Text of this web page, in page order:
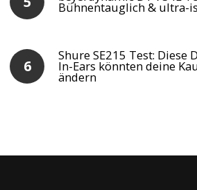
Bühnentauglich & ultra-
Shure SE215 Test: Diese
In-Ears könnten deine
ändern